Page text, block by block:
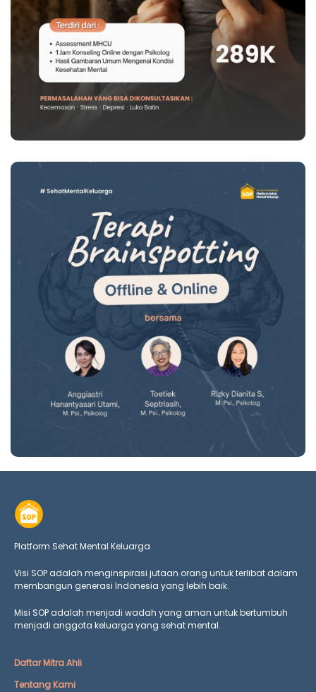
Platform Sehat Mental Keluarga
Visi SOP adalah menginspirasi jutaan orang untuk terlibat dalam
membangun generasi Indonesia yang lebih baik.
Misi SOP adalah menjadi wadah yang aman untuk bertumbuh
menjadi anggota keluarga yang sehat mental.
Daftar Mitra Ahli
Tentang Kami